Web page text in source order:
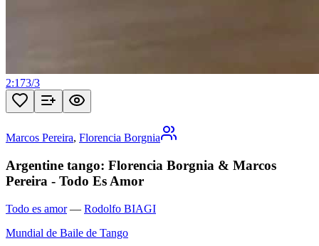
2:173/3
Marcos Pereira, Florencia Borgnia
Argentine tango: Florencia Borgnia & Marcos
Pereira - Todo Es Amor
Todo es amor— Rodolfo BIAGI
Mundial de Baile de Tango